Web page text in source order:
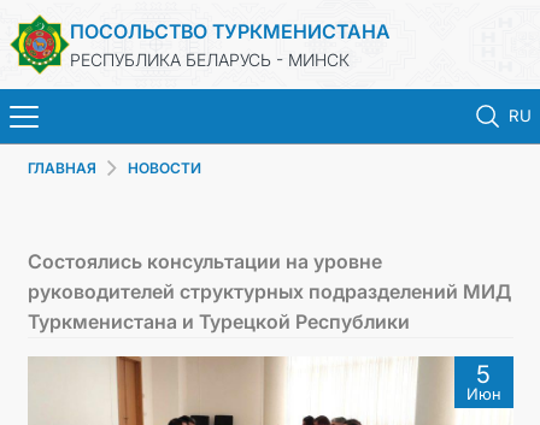
ПОСОЛЬСТВО ТУРКМЕНИСТАНА
РЕСПУБЛИКА БЕЛАРУСЬ - МИНСК
RU
ТУРКМЕНИСТАН
ГЛАВНАЯ НОВОСТИ
Состоялись консультации на уровне
руководителей структурных подразделений МИД
Туркменистана и Турецкой Республики
5
Июн